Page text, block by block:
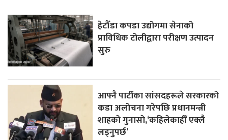
हेटौँडा कपडा उद्योगमा सेनाको
प्राविधिक टोलीद्वारा परीक्षण उत्पादन
सुरु
आफ्नै पार्टीका सांसदहरूले सरकारको
कडा अलोचना गरेपछि प्रधानमन्त्री
शाहकाे गुनासाे,‘कहिलेकाहीँ एक्लै
लड्नुपर्छ’